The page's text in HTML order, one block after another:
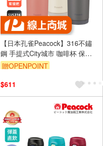
【日本孔雀Peacock】316不鏽
鋼 手提式City城市 咖啡杯 保冷
保溫杯300ML(耐衝擊底座)-任選
贈OPENPOINT
$611